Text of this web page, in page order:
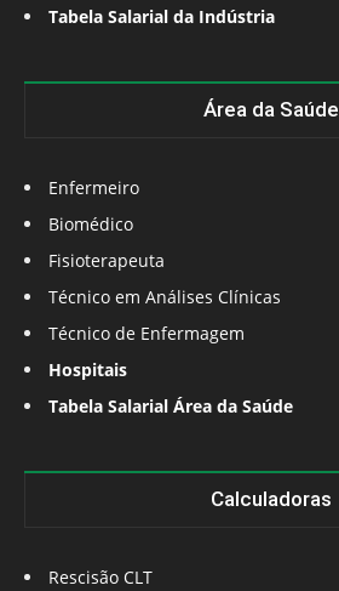
Tabela Salarial da Indústria
Área da Saúde
Enfermeiro
Biomédico
Fisioterapeuta
Técnico em Análises Clínicas
Técnico de Enfermagem
Hospitais
Tabela Salarial Área da Saúde
Calculadoras
Rescisão CLT